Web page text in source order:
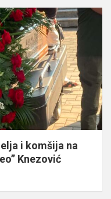
i komšija na
Knezović